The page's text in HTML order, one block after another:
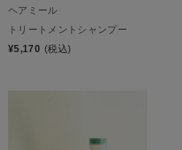
ヘアミール
トリートメントシャンプー
¥5,170 (税込)